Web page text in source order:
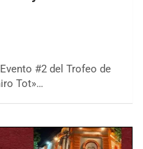
#2 del Trofeo de
Tot»…